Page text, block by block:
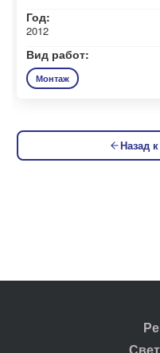
Год:
2012
Вид работ:
Монтаж
Назад